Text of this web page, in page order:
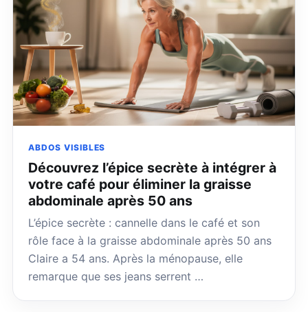
ABDOS VISIBLES
Découvrez l’épice secrète à intégrer à
votre café pour éliminer la graisse
abdominale après 50 ans
L’épice secrète : cannelle dans le café et son
rôle face à la graisse abdominale après 50 ans
Claire a 54 ans. Après la ménopause, elle
remarque que ses jeans serrent …